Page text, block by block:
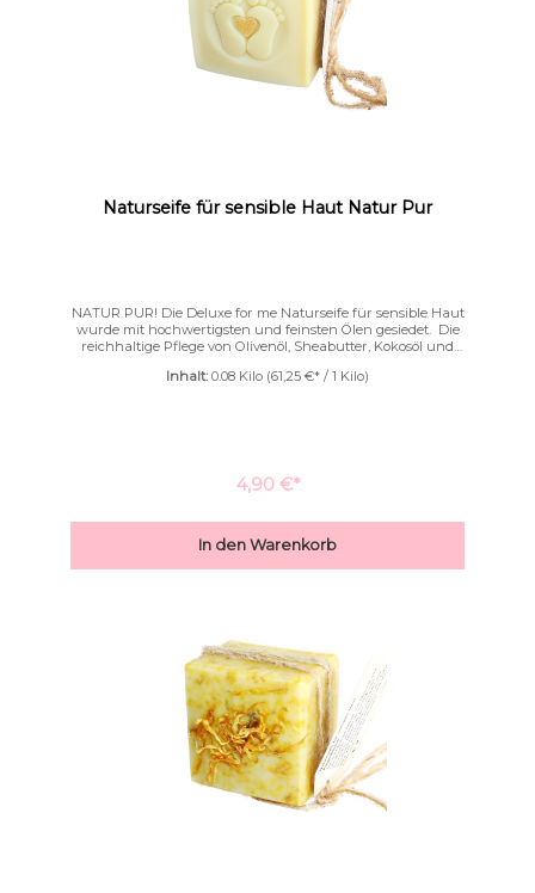
Naturseife für sensible Haut Natur Pur
NATUR PUR! Die Deluxe for me Naturseife für sensible Haut
wurde mit hochwertigsten und feinsten Ölen gesiedet. Die
reichhaltige Pflege von Olivenöl, Sheabutter, Kokosöl und
sensibler und empfindlicher Haut besonders geschätzt
Inhalt: 0.08 Kilo (61,25 €* / 1 Kilo)
4,90 €*
In den Warenkorb
Niedrige Sättigung Hohe Sättigung